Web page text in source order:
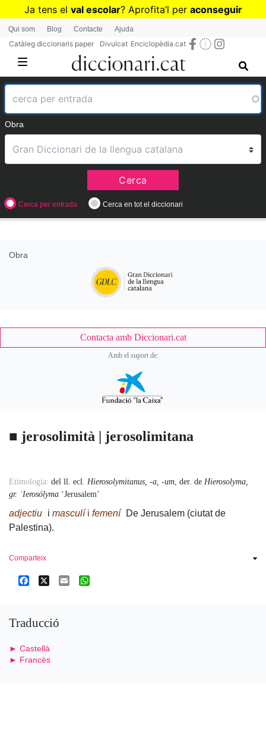
Vés
contingut
Ja tens el val escolar? Aprofita’l per aconseguir
diccionaris per a Primària o Secundària
Qui som Blog Contacte Ajuda
Catàleg diccionaris paper Divulcat Enciclopèdia.cat
Obra
Cerca
Cerca per entrada Cerca en tot el diccionari
■ jerosolimità | jerosolimitana
Accessory
Etimologia: del ll. ecl. Hierosolymitanus, -a, -um, der. de Hierosolyma,
gr. ʾIerosólyma ‘Jerusalem’
Body
adjectiu i masculíi femení
De Jerusalem (ciutat de
Palestina).
Obra
Contacta amb Diccionari.cat
Amb el suport de:
Comparteix
Facebook Email
Traducció
► Castellà
► Francès